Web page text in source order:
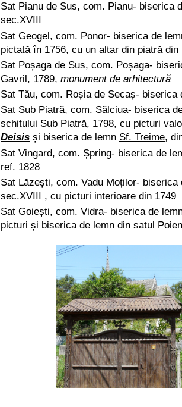
Sat Pianu de Sus, com. Pianu- biserica
sec.XVIII
Sat Geogel, com. Ponor- biserica de
pictată în 1756, cu un altar din piatră din
Sat Poșaga de Sus, com. Poșaga-
Gavril, 1789, monument de arhitectură
Sat Tău, com. Roșia de Secaș- biserica
Sat Sub Piatră, com. Sălciua- biserica
schitului Sub Piatră, 1798, cu picturi
Deisis și biserica de lemn Sf. Treime,
Sat Vingard, com. Șpring- biserica de
ref. 1828
Sat Lăzești, com. Vadu Moților-
sec.XVIII , cu picturi interioare din 1749
Sat Goiești, com. Vidra- biserica de
picturi și biserica de lemn din satul